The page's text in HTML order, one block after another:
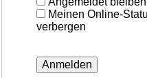
Meinen Online-
verbergen